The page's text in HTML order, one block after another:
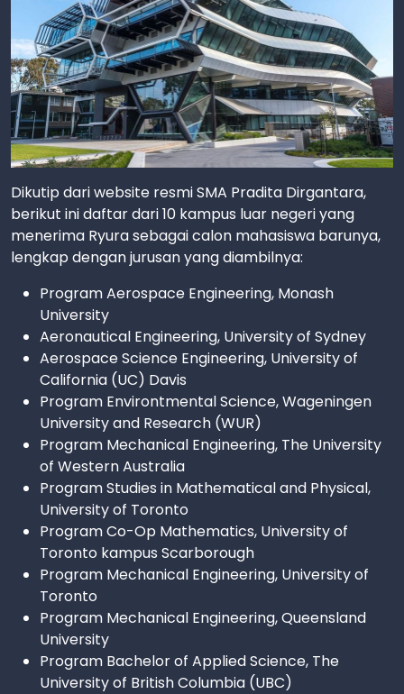
Dikutip dari website resmi SMA Pradita Dirgantara,
berikut ini daftar dari 10 kampus luar negeri yang
menerima Ryura sebagai calon mahasiswa barunya,
lengkap dengan jurusan yang diambilnya:
Program Aerospace Engineering, Monash
University
Aeronautical Engineering, University of Sydney
Aerospace Science Engineering, University of
California (UC) Davis
Program Environtmental Science, Wageningen
University and Research (WUR)
Program Mechanical Engineering, The University
of Western Australia
Program Studies in Mathematical and Physical,
University of Toronto
Program Co-Op Mathematics, University of
Toronto kampus Scarborough
Program Mechanical Engineering, University of
Toronto
Program Mechanical Engineering, Queensland
University
Program Bachelor of Applied Science, The
University of British Columbia (UBC)